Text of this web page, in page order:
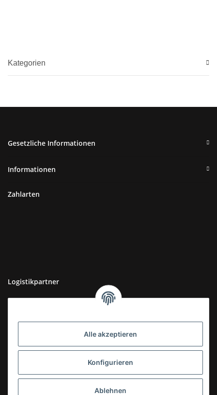
Alle akzeptieren
Konfigurieren
Ablehnen
Kategorien
Gesetzliche Informationen
Informationen
Zahlarten
Logistikpartner